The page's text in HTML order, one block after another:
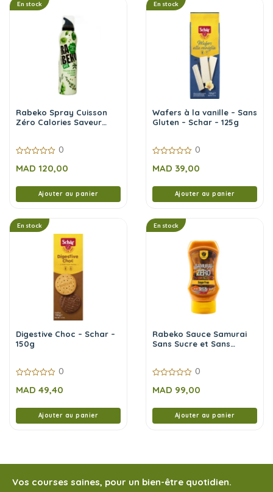
En stock
Rabeko Spray Cuisson
Zéro Calories Saveur
sur
0
MAD 120,00
Ajouter au panier
En stock
Wafers à la vanille – Sans
Gluten – Schar – 125g
sur
0
MAD 39,00
Ajouter au panier
En stock
Digestive Choc – Schar –
150g
sur
0
MAD 49,40
Ajouter au panier
En stock
Rabeko Sauce Samurai
Sans Sucre et Sans
sur
0
MAD 99,00
Ajouter au panier
Vos courses saines, pour un bien-être quotidien.